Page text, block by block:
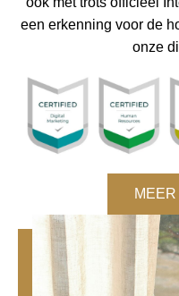
een erkenning voor de
onze